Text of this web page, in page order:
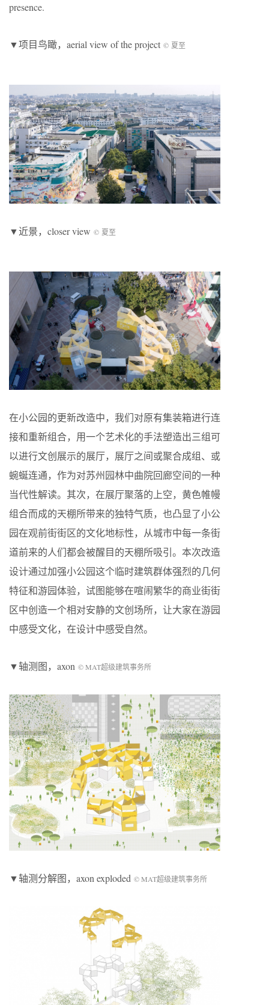
presence.
▼项目鸟瞰，aerial view of the project © 夏至
▼近景，closer view © 夏至
在小公园的更新改造中，我们对原有集装箱进行连
接和重新组合，用一个艺术化的手法塑造出三组可
以进行文创展示的展厅，展厅之间或聚合成组、或
蜿蜒连通，作为对苏州园林中曲院回廊空间的一种
当代性解读。其次，在展厅聚落的上空，黄色帷幔
组合而成的天棚所带来的独特气质，也凸显了小公
园在观前街街区的文化地标性，从城市中每一条街
道前来的人们都会被醒目的天棚所吸引。本次改造
设计通过加强小公园这个临时建筑群体强烈的几何
特征和游园体验，试图能够在喧闹繁华的商业街街
区中创造一个相对安静的文创场所，让大家在游园
中感受文化，在设计中感受自然。
▼轴测图，axon © MAT超级建筑事务所
▼轴测分解图，axon exploded © MAT超级建筑事务所